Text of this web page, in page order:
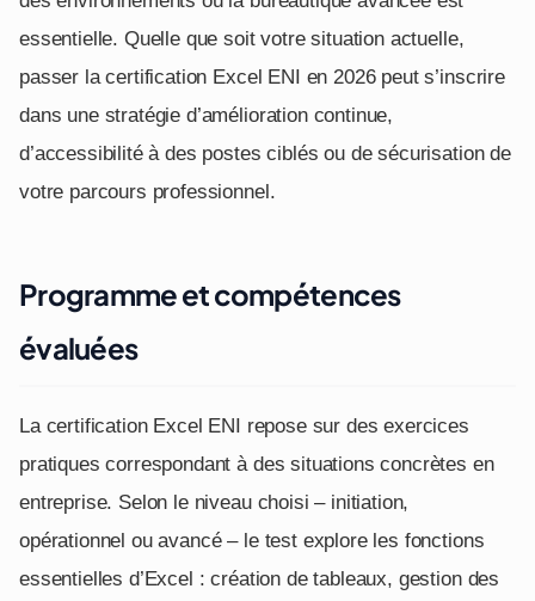
essentielle. Quelle que soit votre situation actuelle,
passer la certification Excel ENI en 2026 peut s’inscrire
dans une stratégie d’amélioration continue,
d’accessibilité à des postes ciblés ou de sécurisation de
votre parcours professionnel.
Programme et compétences
évaluées
La certification Excel ENI repose sur des exercices
pratiques correspondant à des situations concrètes en
entreprise. Selon le niveau choisi – initiation,
opérationnel ou avancé – le test explore les fonctions
essentielles d’Excel : création de tableaux, gestion des